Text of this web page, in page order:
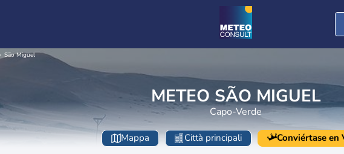
São Miguel
METEO SÃO MIGUEL
Capo-Verde
Mappa Città principali Conviértase en